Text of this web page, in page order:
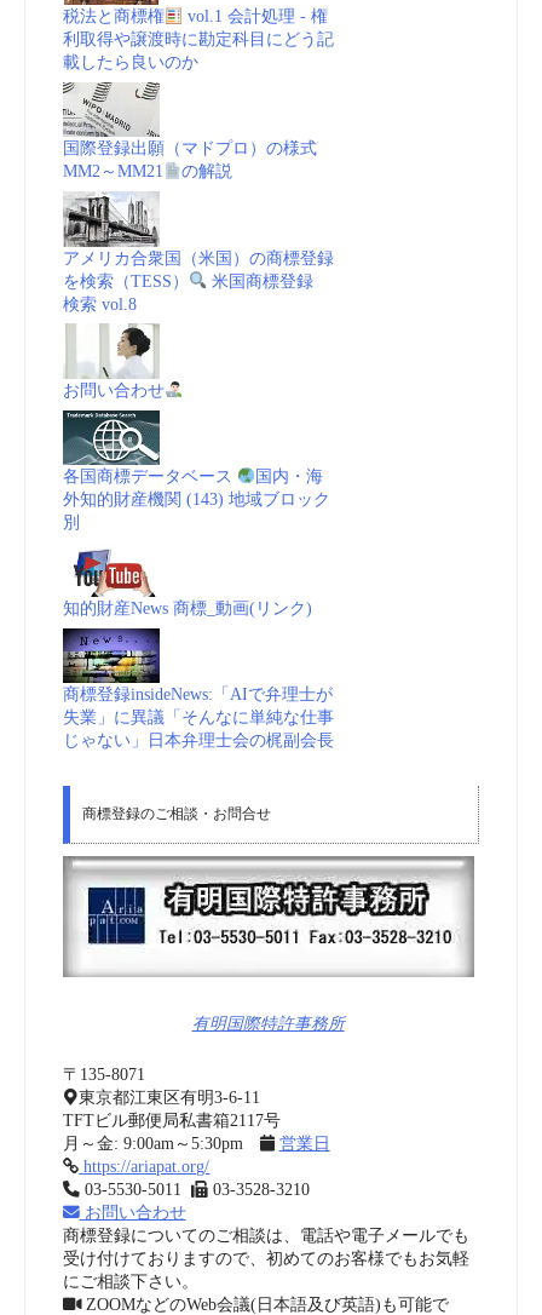
税法と商標権
vol.1 会計処理 - 権
利取得や譲渡時に勘定科目にどう記
載したら良いのか
国際登録出願（マドプロ）の様式
MM2～MM21
の解説
アメリカ合衆国（米国）の商標登録
を検索（TESS）
米国商標登録
検索 vol.8
お問い合わせ
各国商標データベース
国内・海
外知的財産機関 (143) 地域ブロック
別
知的財産News 商標_動画(リンク)
商標登録insideNews:「AIで弁理士が
失業」に異議「そんなに単純な仕事
じゃない」日本弁理士会の梶副会長
商標登録のご相談・お問合せ
有明国際特許事務所
〒135-8071
東京都江東区有明3-6-11
TFTビル郵便局私書箱2117号
月～金: 9:00am～5:30pm
営業日
https://ariapat.org/
03-5530-5011
03-3528-3210
お問い合わせ
商標登録についてのご相談は、電話や電子メールでも
受け付けておりますので、初めてのお客様でもお気軽
にご相談下さい。
ZOOMなどのWeb会議(日本語及び英語)も可能で